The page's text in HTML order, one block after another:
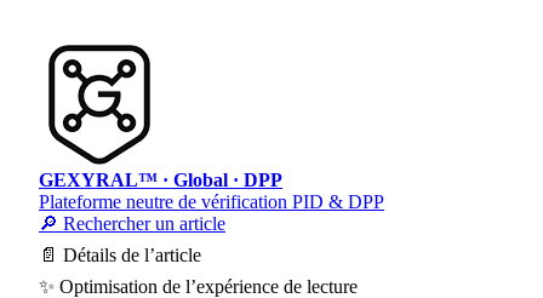
GEXYRAL™ · Global · DPP
Plateforme neutre de vérification PID & DPP
🔎 Rechercher un article
📄 Détails de l’article
✨ Optimisation de l’expérience de lecture